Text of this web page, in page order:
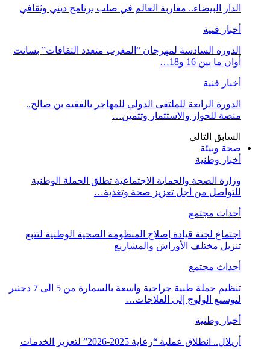
الدار البيضاء.. مغاربة العالم في صلب برنامج ديني وثقافي
أخبار فنية
الدورة السادسة لمهرجان “المغرب متعدد الثقافات” بسانت
أوان ما بين 16 و18…
أخبار فنية
الدورة الرابعة للملتقى الدولي للمهاجر بالفقيه بن صالح..
منصة للحوار والاستثمار وتثمين…
السابق التالي
صحة وبيئة
أخبار وطنية
وزارة الصحة والحماية الاجتماعية تطلق الحملة الوطنية
للتواصل من أجل تعزيز صحة وتغذية…
أحداث مجتمع
اجتماع لجنة قيادة إصلاح المنظومة الصحية الوطنية لتتبع
تنزيل مختلف الأوراش والمشاريع
أحداث مجتمع
تنظيم حملة طبية جراحية واسعة بالسمارة من 5 الى 7 دجنبر
لتوسيع الولوج إلى العلاجات…
أخبار وطنية
أزيلال.. انطلاق عملية “رعاية 2025-2026” لتعزيز الخدمات